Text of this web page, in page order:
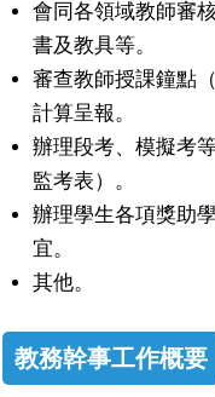
會同各領域教師審
書及教具等。
審查教師授課鐘點
計算呈報。
辦理段考、模擬考
監考表）。
辦理學生各項獎助
宜。
其他。
教務幹事工作概要